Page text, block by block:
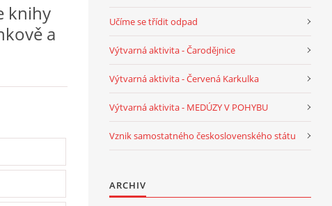
knihy
a
Učíme se třídit odpad
Výtvarná aktivita - Čarodějnice
Výtvarná aktivita - Červená Karkulka
Výtvarná aktivita - MEDÚZY V POHYBU
Vznik samostatného československého státu
ARCHIV